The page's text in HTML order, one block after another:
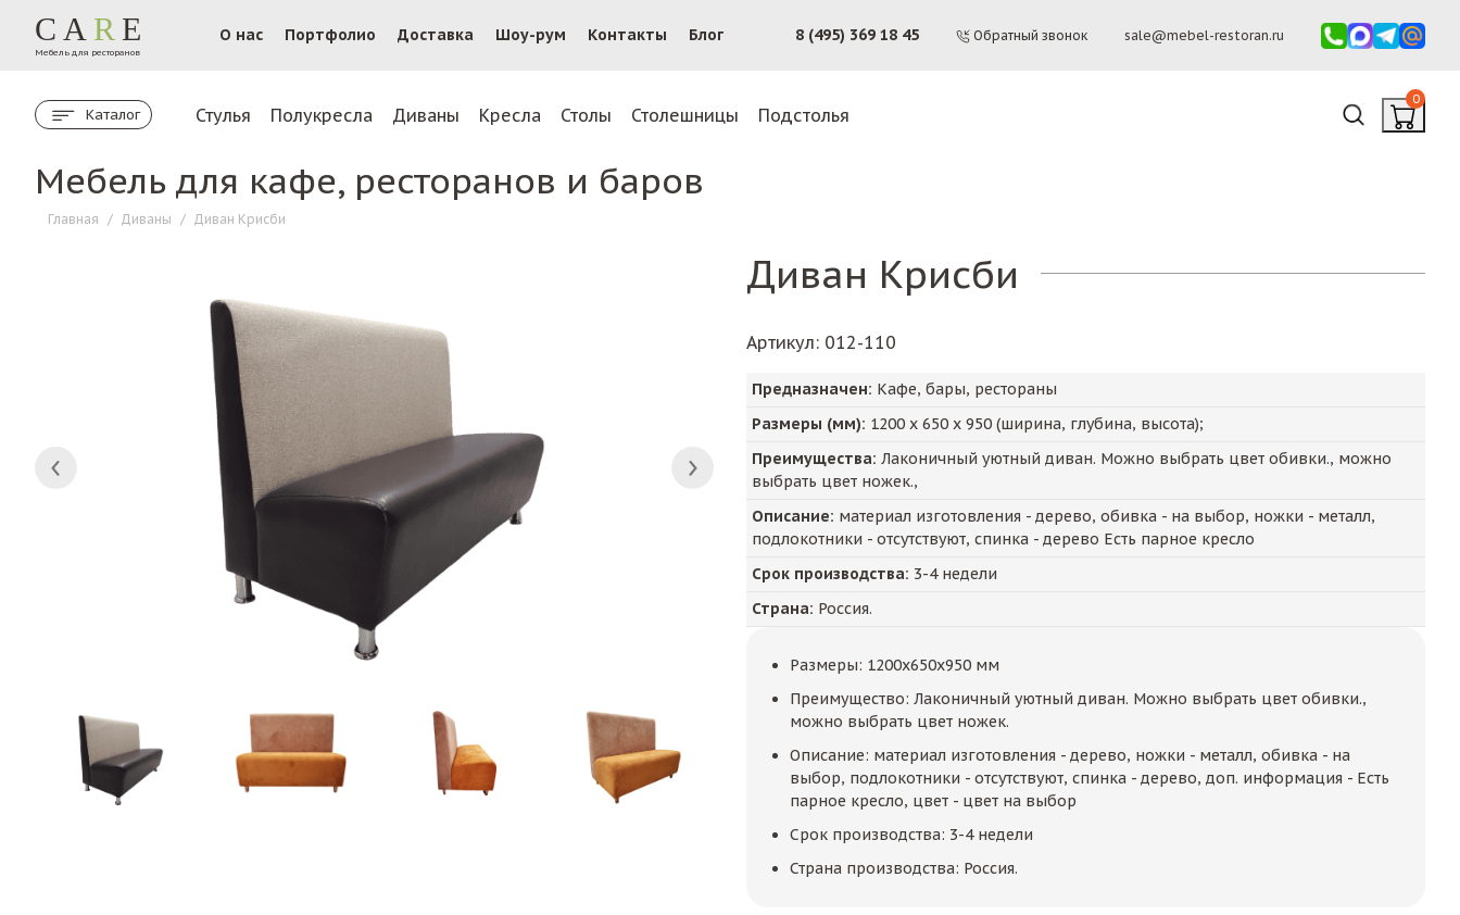
CA R E
Мебель для ресторанов
О нас Портфолио Доставка Шоу-рум Контакты Блог 8 (495) 369 18 45 Обратный звонок sale@mebel-restoran.ru
Каталог Стулья Полукресла Диваны Кресла Столы Столешницы Подстолья
0
Мебель для кафе, ресторанов и баров
Главная / Диваны / Диван Крисби
Диван Крисби
Артикул: 012-110
Предназначен: Кафе, бары, рестораны
Размеры (мм): 1200 х 650 х 950 (ширина, глубина, высота);
Преимущества: Лаконичный уютный диван. Можно выбрать цвет обивки., можно
выбрать цвет ножек.,
Описание: материал изготовления - дерево, обивка - на выбор, ножки - металл,
подлокотники - отсутствуют, спинка - дерево Есть парное кресло
Срок производства: 3-4 недели
Страна: Россия.
Размеры: 1200x650x950 мм
Преимущество: Лаконичный уютный диван. Можно выбрать цвет обивки.,
можно выбрать цвет ножек.
Описание: материал изготовления - дерево, ножки - металл, обивка - на
выбор, подлокотники - отсутствуют, спинка - дерево, доп. информация - Есть
парное кресло, цвет - цвет на выбор
Срок производства: 3-4 недели
Страна производства: Россия.